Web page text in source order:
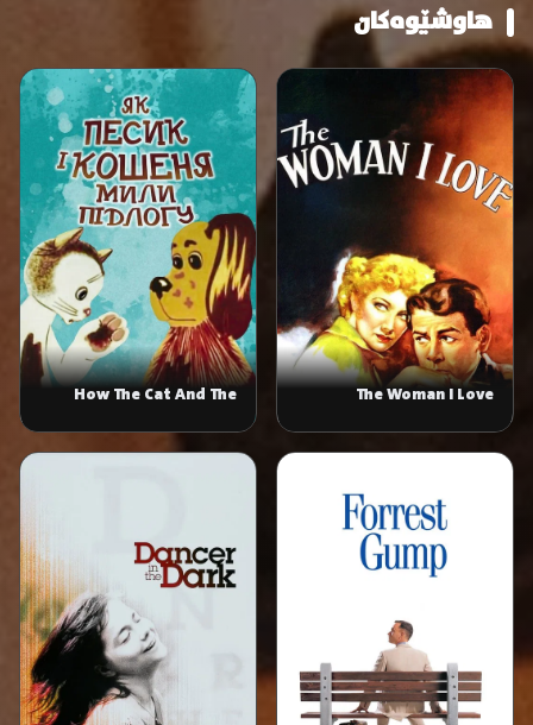
هاوشێوەکان
The Woman I Love
How The Cat And The